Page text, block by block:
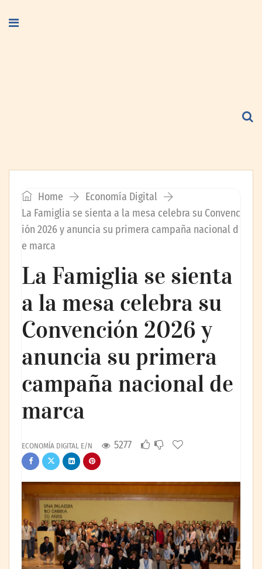
Home
Economía Digital
La Famiglia se sienta a la mesa celebra su Convenc
ión 2026 y anuncia su primera campaña nacional d
e marca
La Famiglia se sienta
a la mesa celebra su
Convención 2026 y
anuncia su primera
campaña nacional de
marca
ECONOMÍA DIGITAL E/N 5277